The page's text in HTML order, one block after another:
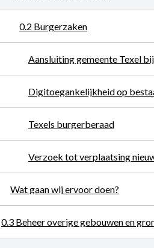
0.2 Burgerzaken
Aansluiting gemeente Texel
Digitoegankelijkheid op
Texels burgerberaad
Verzoek tot verplaatsing
Wat gaan wij ervoor doen?
0.3 Beheer overige gebouwen en